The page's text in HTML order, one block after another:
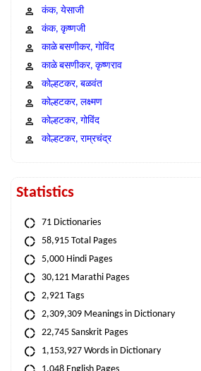
कंक, येसाजी
कंक, कृष्णजी
काळे बसणीकर, गोविंद
काळे बसणीकर, कृष्णराव
कोल्हटकर, बळवंत
कोल्हटकर, लक्ष्मण
कोल्हटकर, गोविंद
कोल्हटकर, राम्रचंद्र
Statistics
71 Dictionaries
58,915 Total Pages
5,000 Hindi Pages
30,121 Marathi Pages
2,921 Tags
2,309,309 Meanings in Dictionary
22,745 Sanskrit Pages
1,153,927 Words in Dictionary